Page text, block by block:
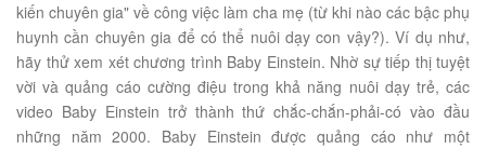
kiến chuyên gia" về công việc làm cha mẹ (từ khi nào các bậc phụ
huynh cần chuyên gia để có thể nuôi dạy con vậy?). Ví dụ như,
hãy thử xem xét chương trình Baby Einstein. Nhờ sự tiếp thị tuyệt
vời và quảng cáo cường điệu trong khả năng nuôi dạy trẻ, các
video Baby Einstein trở thành thứ chắc-chắn-phải-có vào đầu
những năm 2000. Baby Einstein được quảng cáo như một